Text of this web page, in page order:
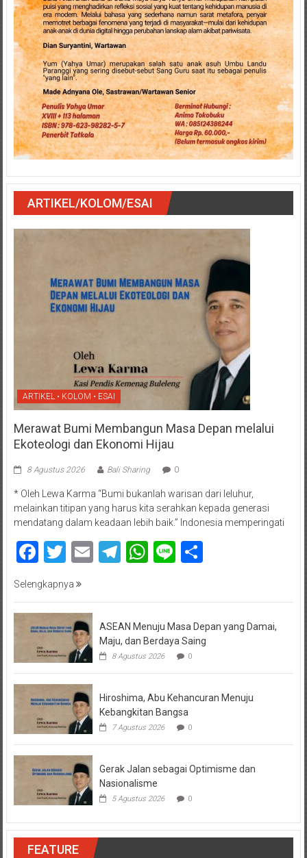
ARTIKEL/KOLOM/ESAI
ARTIKEL • KOLOM • ESAI
Merawat Bumi Membangun Masa Depan melalui
Ekoteologi dan Ekonomi Hijau
8 Agustus 2026 Bali Sharing 0
* Oleh Lewa Karma “Bumi bukanlah warisan dari leluhur,
melainkan titipan yang harus kita serahkan kepada generasi
mendatang dalam keadaan lebih baik.” Indonesia memperingati
Facebook
Twitter
EmailTelegram
WhatsApp
LineShare
Selengkapnya
ASEAN Menuju Masa Depan yang Damai,
Maju, dan Berdaya Saing
8 Agustus 2026 0
Hiroshima, Abu Kehancuran Menuju
Kebangkitan Bangsa
7 Agustus 2026 0
Gerak Jalan sebagai Optimisme dan
Nasionalisme
5 Agustus 2026 0
FEATURE